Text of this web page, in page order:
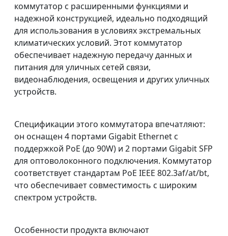
коммутатор с расширенными функциями и
надежной конструкцией, идеально подходящий
для использования в условиях экстремальных
климатических условий. Этот коммутатор
обеспечивает надежную передачу данных и
питания для уличных сетей связи,
видеонаблюдения, освещения и других уличных
устройств.
Спецификации этого коммутатора впечатляют:
он оснащен 4 портами Gigabit Ethernet с
поддержкой PoE (до 90W) и 2 портами Gigabit SFP
для оптоволоконного подключения. Коммутатор
соответствует стандартам PoE IEEE 802.3af/at/bt,
что обеспечивает совместимость с широким
спектром устройств.
Особенности продукта включают